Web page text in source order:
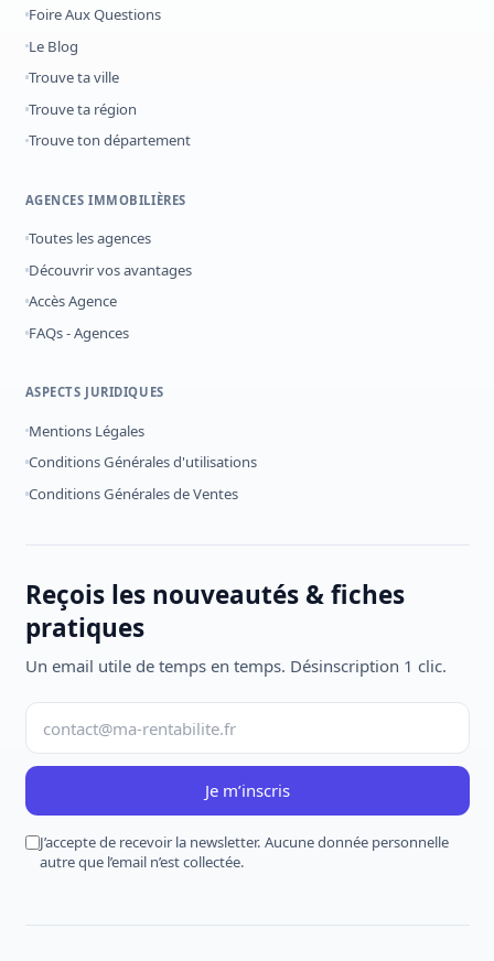
Foire Aux Questions
Le Blog
Trouve ta ville
Trouve ta région
Trouve ton département
AGENCES IMMOBILIÈRES
Toutes les agences
Découvrir vos avantages
Accès Agence
FAQs - Agences
ASPECTS JURIDIQUES
Mentions Légales
Conditions Générales d'utilisations
Conditions Générales de Ventes
Reçois les nouveautés & fiches
pratiques
Un email utile de temps en temps. Désinscription 1 clic.
Je m’inscris
J’accepte de recevoir la newsletter. Aucune donnée personnelle
autre que l’email n’est collectée.